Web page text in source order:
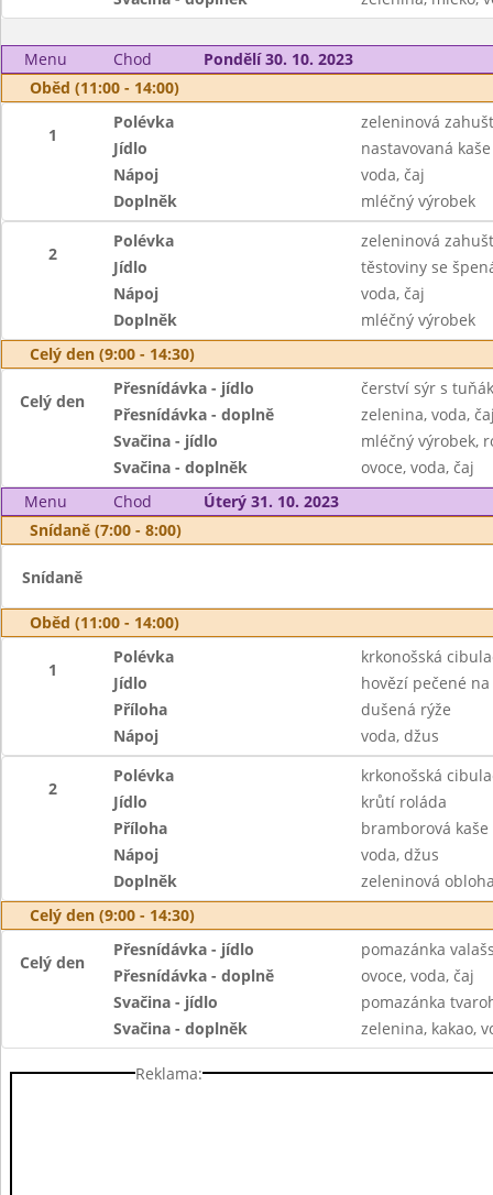
Menu Chod
Pondělí 30. 10. 2023
Oběd (11:00 - 14:00)
1
Polévka
zeleninová
Jídlo
nastavovaná
Nápoj
voda, čaj
Doplněk
mléčný výrobek
2
Polévka
zeleninová
Jídlo
těstoviny se
Nápoj
voda, čaj
Doplněk
mléčný výrobek
Celý den (9:00 - 14:30)
Celý den
Přesnídávka - jídlo
čerství sýr s
Přesnídávka - doplně
zelenina, voda,
Svačina - jídlo
mléčný výrobek,
Svačina - doplněk
ovoce, voda, čaj
Menu
Chod
Úterý 31. 10. 2023
Snídaně (7:00 - 8:00)
Snídaně
Oběd (11:00 - 14:00)
1
Polévka
krkonošská
Jídlo
hovězí pečené
Příloha
dušená rýže
Nápoj
voda, džus
2
Polévka
krkonošská
Jídlo
krůtí roláda
Příloha
bramborová kaše
Nápoj
voda, džus
Doplněk
zeleninová
Celý den (9:00 - 14:30)
Celý den
Přesnídávka - jídlo
pomazánka
Přesnídávka - doplně
ovoce, voda, čaj
Svačina - jídlo
pomazánka
Svačina - doplněk
zelenina, kakao,
Reklama: